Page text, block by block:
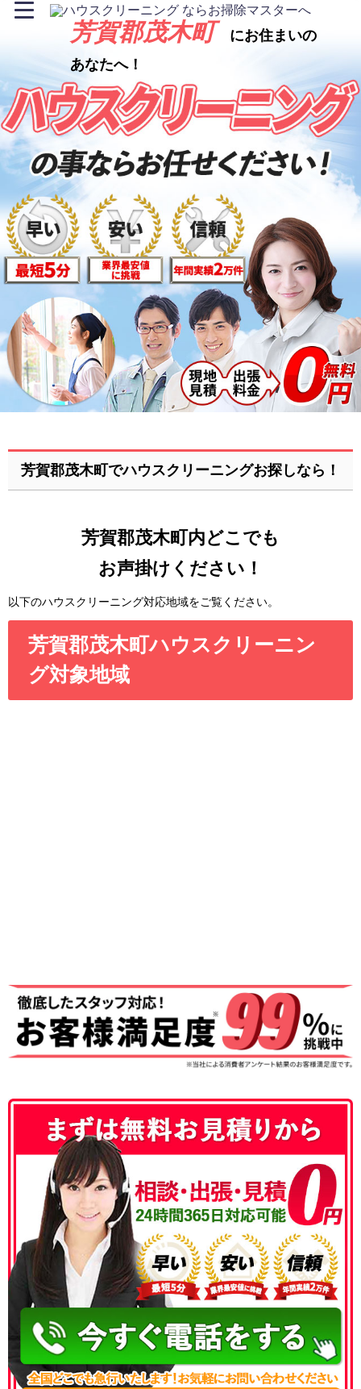
芳賀郡茂木町 にお住まいの
あなたへ！
芳賀郡茂木町でハウスクリーニングお探しなら！
芳賀郡茂木町内どこでも
お声掛けください！
以下のハウスクリーニング対応地域をご覧ください。
芳賀郡茂木町ハウスクリーニン
グ対象地域
050-3177-5687